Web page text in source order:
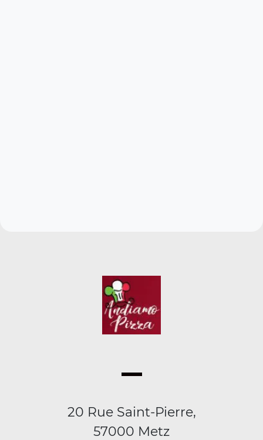
20 Rue Saint-Pierre,
57000 Metz